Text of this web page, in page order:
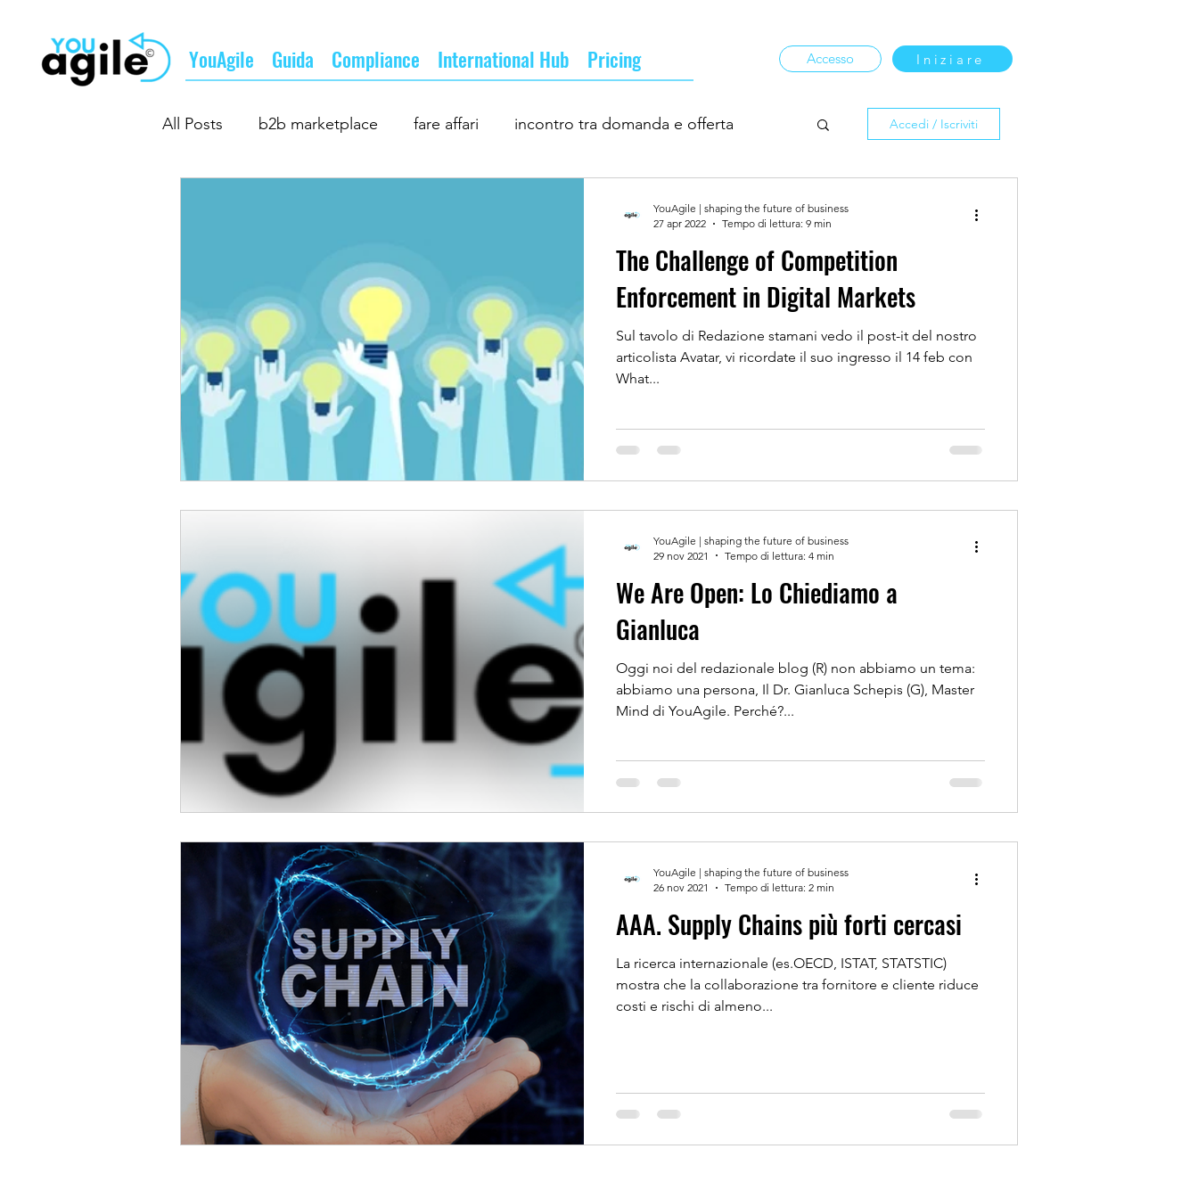
YouAgile Guida Compliance International Hub Pricing Iniziare
Accesso
All Posts b2b marketplace fare affari incontro tra domanda e offerta
il futuro del business professionisti ed imprese
supply chain
Accedi / Iscriviti
The Challenge of Competition
Enforcement in Digital Markets
Sul tavolo di Redazione stamani vedo il post-it del nostro
articolista Avatar, vi ricordate il suo ingresso il 14 feb con
What...
YouAgile | shaping the future of business
27 apr 2022
Tempo di lettura: 9 min
We Are Open: Lo Chiediamo a
Gianluca
Oggi noi del redazionale blog (R) non abbiamo un tema:
abbiamo una persona, Il Dr. Gianluca Schepis (G), Master
Mind di YouAgile. Perché?...
YouAgile | shaping the future of business
29 nov 2021
Tempo di lettura: 4 min
AAA. Supply Chains più forti cercasi
La ricerca internazionale (es.OECD, ISTAT, STATSTIC)
mostra che la collaborazione tra fornitore e cliente riduce
costi e rischi di almeno...
YouAgile | shaping the future of business
26 nov 2021
Tempo di lettura: 2 min